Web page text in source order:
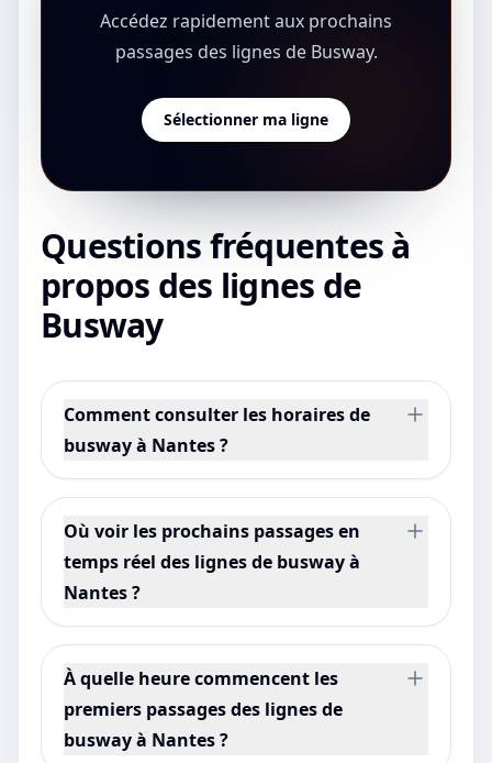
Accédez rapidement aux prochains
passages des lignes de Busway.
Sélectionner ma ligne
Questions fréquentes à
propos des lignes de
Busway
Comment consulter les horaires de
busway à Nantes ?
Où voir les prochains passages en
temps réel des lignes de busway à
Nantes ?
À quelle heure commencent les
premiers passages des lignes de
busway à Nantes ?